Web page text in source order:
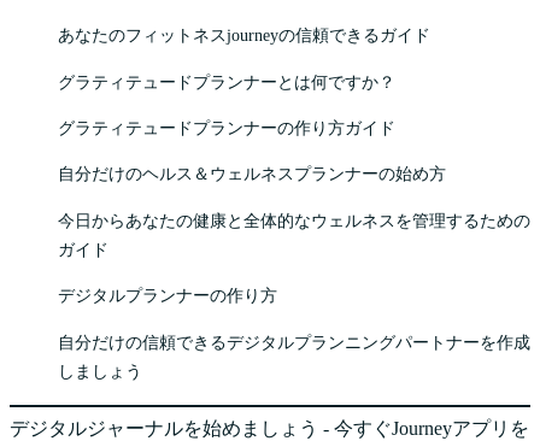
あなたのフィットネスjourneyの信頼できるガイド
グラティテュードプランナーとは何ですか？
グラティテュードプランナーの作り方ガイド
自分だけのヘルス＆ウェルネスプランナーの始め方
今日からあなたの健康と全体的なウェルネスを管理するための
ガイド
デジタルプランナーの作り方
自分だけの信頼できるデジタルプランニングパートナーを作成
しましょう
デジタルジャーナルを始めましょう - 今すぐJourneyアプリを